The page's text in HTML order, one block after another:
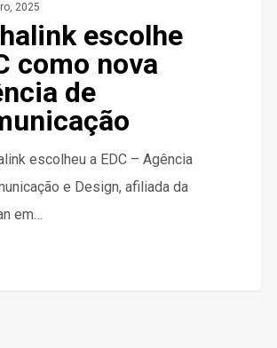
2025
escolhe
como nova
de
escolheu a EDC – Agência
e Design, afiliada da
em…